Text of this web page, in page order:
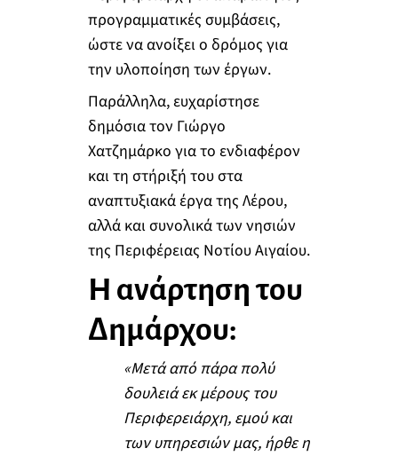
προγραμματικές συμβάσεις,
ώστε να ανοίξει ο δρόμος για
την υλοποίηση των έργων.
Παράλληλα, ευχαρίστησε
δημόσια τον Γιώργο
Χατζημάρκο για το ενδιαφέρον
και τη στήριξή του στα
αναπτυξιακά έργα της Λέρου,
αλλά και συνολικά των νησιών
της Περιφέρειας Νοτίου Αιγαίου.
Η ανάρτηση του
Δημάρχου:
«Μετά από πάρα πολύ
δουλειά εκ μέρους του
Περιφερειάρχη, εμού και
των υπηρεσιών μας, ήρθε η